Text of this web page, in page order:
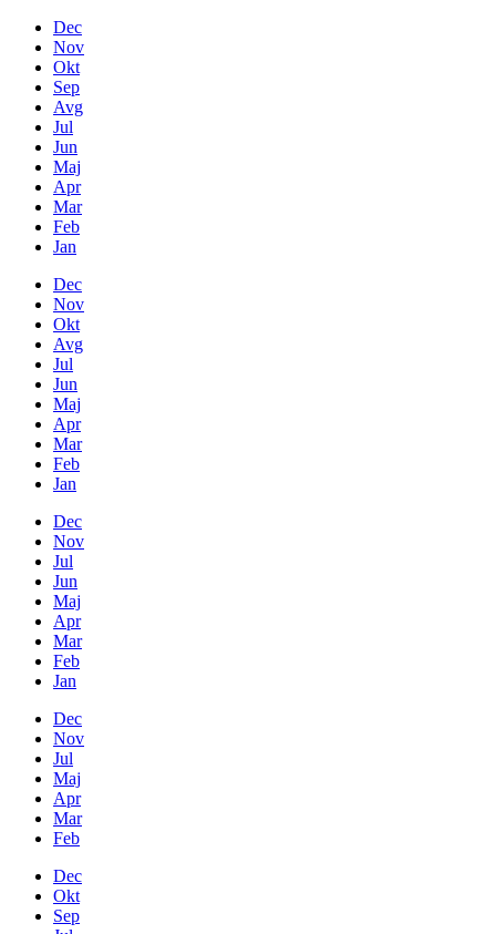
Dec
Nov
Okt
Sep
Avg
Jul
Jun
Maj
Apr
Mar
Feb
Jan
Dec
Nov
Okt
Avg
Jul
Jun
Maj
Apr
Mar
Feb
Jan
Dec
Nov
Jul
Jun
Maj
Apr
Mar
Feb
Jan
Dec
Nov
Jul
Maj
Apr
Mar
Feb
Dec
Okt
Sep